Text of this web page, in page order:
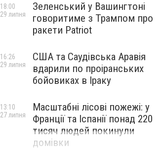
Зеленський у Вашингтоні
говоритиме з Трампом про
ракети Patriot
18:00
29 липня
США та Саудівська Аравія
вдарили по проіранських
бойовиках в Іраку
16:26
29 липня
Масштабні лісові пожежі: у
Франції та Іспанії понад 220
тисяч людей покинули
домівки
13:10
27 липня